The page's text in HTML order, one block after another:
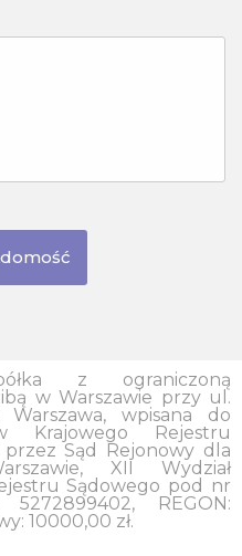
z ograniczoną
w Warszawie przy ul.
wpisana do
Krajowego Rejestru
Sąd Rejonowy dla
XII Wydział
Sądowego pod nr
REGON:
10000,00 zł.